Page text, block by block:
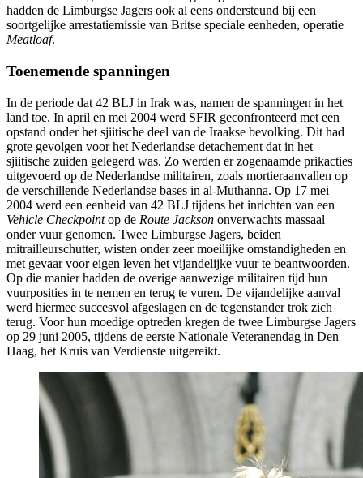
hadden de Limburgse Jagers ook al eens ondersteund bij een
soortgelijke arrestatiemissie van Britse speciale eenheden, operatie
Meatloaf.
Toenemende spanningen
In de periode dat 42 BLJ in Irak was, namen de spanningen in het
land toe. In april en mei 2004 werd SFIR geconfronteerd met een
opstand onder het sjiitische deel van de Iraakse bevolking. Dit had
grote gevolgen voor het Nederlandse detachement dat in het
sjiitische zuiden gelegerd was. Zo werden er zogenaamde prikacties
uitgevoerd op de Nederlandse militairen, zoals mortieraanvallen op
de verschillende Nederlandse bases in al-Muthanna. Op 17 mei
2004 werd een eenheid van 42 BLJ tijdens het inrichten van een
Vehicle Checkpointop de Route Jackson onverwachts massaal
onder vuur genomen. Twee Limburgse Jagers, beiden
mitrailleurschutter, wisten onder zeer moeilijke omstandigheden en
met gevaar voor eigen leven het vijandelijke vuur te beantwoorden.
Op die manier hadden de overige aanwezige militairen tijd hun
vuurposities in te nemen en terug te vuren. De vijandelijke aanval
werd hiermee succesvol afgeslagen en de tegenstander trok zich
terug. Voor hun moedige optreden kregen de twee Limburgse Jagers
op 29 juni 2005, tijdens de eerste Nationale Veteranendag in Den
Haag, het Kruis van Verdienste uitgereikt.